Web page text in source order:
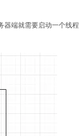
器端就需要启动一个线程